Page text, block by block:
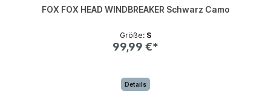
FOX FOX HEAD WINDBREAKER Schwarz Camo
Größe: S
99,99 €*
Details